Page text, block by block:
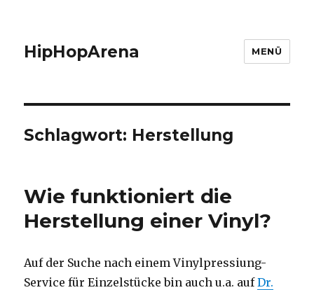
HipHopArena MENÜ
Schlagwort: Herstellung
Wie funktioniert die
Herstellung einer Vinyl?
Auf der Suche nach einem Vinylpressiung-
Service für Einzelstücke bin auch u.a. aufDr.